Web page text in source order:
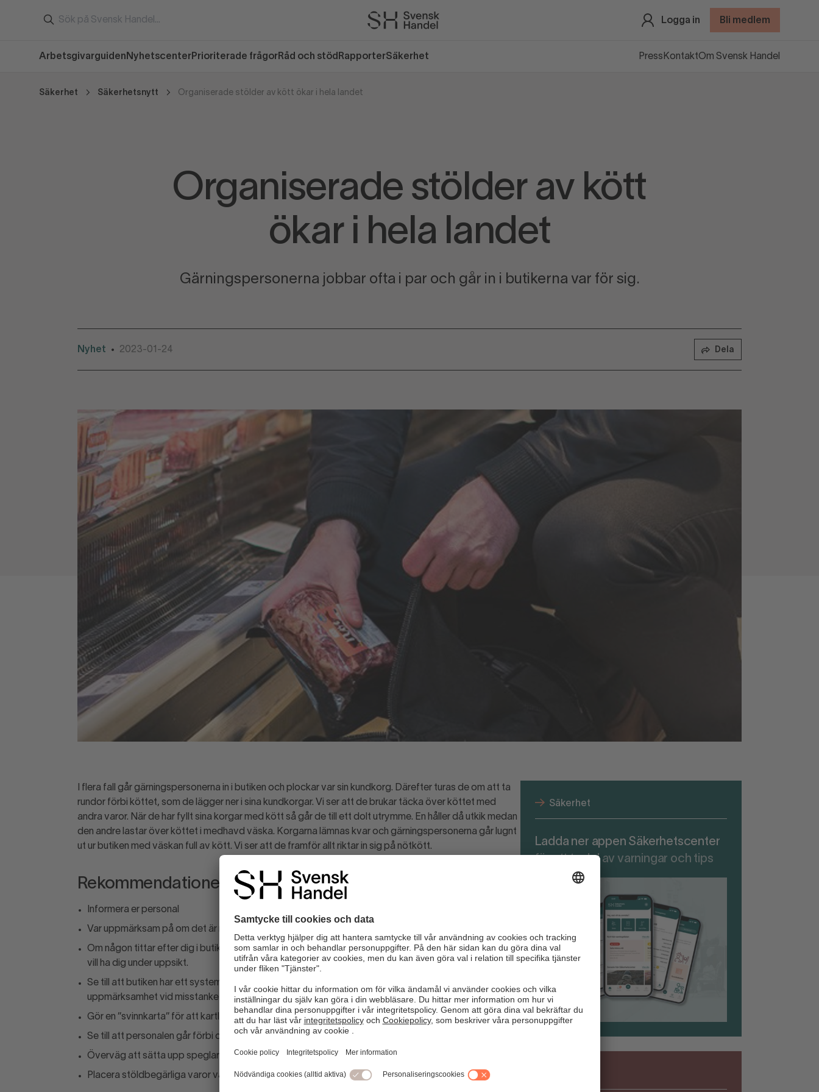
Logga in Bli medlem
Arbetsgivarguiden Nyhetscenter Prioriterade frågor Råd och stöd RapporterSäkerhet Press KontaktOm Svensk Handel
Säkerhet Säkerhetsnytt Organiserade stölder av kött ökar i hela landet
Organiserade stölder av kött
ökar i hela landet
Gärningspersonerna jobbar ofta i par och går in i butikerna var för sig.
Nyhet • 2023-01-24 Dela
I flera fall går gärningspersonerna in i butiken och plockar var sin kundkorg. Därefter turas de om att ta
rundor förbi köttet, som de lägger ner i sina kundkorgar. Vi ser att de brukar täcka över köttet med
andra varor. När de har fyllt sina korgar med kött så går de till ett dolt utrymme. En håller då utkik medan
den andre lastar över köttet i medhavd väska. Korgarna lämnas kvar och gärningspersonerna går lugnt
ut ur butiken med väskan full av kött. Vi ser att de framför allt riktar in sig på nötkött.
Rekommendationer
Informera er personal
Var uppmärksam på om det är någon som går runt med en påse med varor i butiken.
Om någon tittar efter dig i butiken, gå dit. Det är antingen en kund som behöver hjälp eller en tjuv som
vill ha dig under uppsikt.
Se till att butiken har ett system eller rutin för hur personalen ska kunna påkalla varandras
uppmärksamhet vid misstanke om stöld.
Gör en ”svinnkarta” för att kartlägga stölderna.
Se till att personalen går förbi de ”hotspots” som svinnkartan visar.
Överväg att sätta upp speglar eller kameror vid dolda utrymmen.
Placera stöldbegärliga varor väl synliga så att personalen har varorna under uppsikt.
Säkerhet
Ladda ner appen Säkerhetscenter
för att ta del av varningar och tips